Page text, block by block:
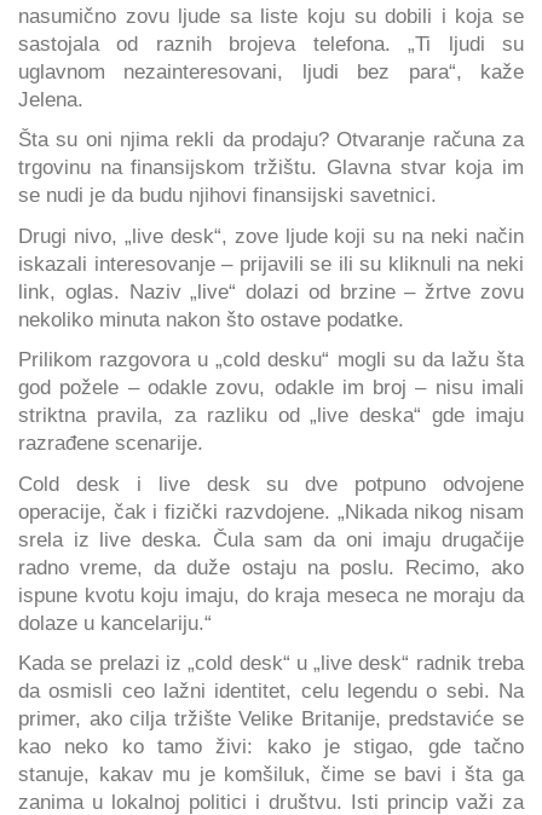
nasumično zovu ljude sa liste koju su dobili i koja se
sastojala od raznih brojeva telefona. „Ti ljudi su
uglavnom nezainteresovani, ljudi bez para“, kaže
Jelena.
Šta su oni njima rekli da prodaju? Otvaranje računa za
trgovinu na finansijskom tržištu. Glavna stvar koja im
se nudi je da budu njihovi finansijski savetnici.
Drugi nivo, „live desk“, zove ljude koji su na neki način
iskazali interesovanje – prijavili se ili su kliknuli na neki
link, oglas. Naziv „live“ dolazi od brzine – žrtve zovu
nekoliko minuta nakon što ostave podatke.
Prilikom razgovora u „cold desku“ mogli su da lažu šta
god požele – odakle zovu, odakle im broj – nisu imali
striktna pravila, za razliku od „live deska“ gde imaju
razrađene scenarije.
Cold desk i live desk su dve potpuno odvojene
operacije, čak i fizički razvdojene. „Nikada nikog nisam
srela iz live deska. Čula sam da oni imaju drugačije
radno vreme, da duže ostaju na poslu. Recimo, ako
ispune kvotu koju imaju, do kraja meseca ne moraju da
dolaze u kancelariju.“
Kada se prelazi iz „cold desk“ u „live desk“ radnik treba
da osmisli ceo lažni identitet, celu legendu o sebi. Na
primer, ako cilja tržište Velike Britanije, predstaviće se
kao neko ko tamo živi: kako je stigao, gde tačno
stanuje, kakav mu je komšiluk, čime se bavi i šta ga
zanima u lokalnoj politici i društvu. Isti princip važi za